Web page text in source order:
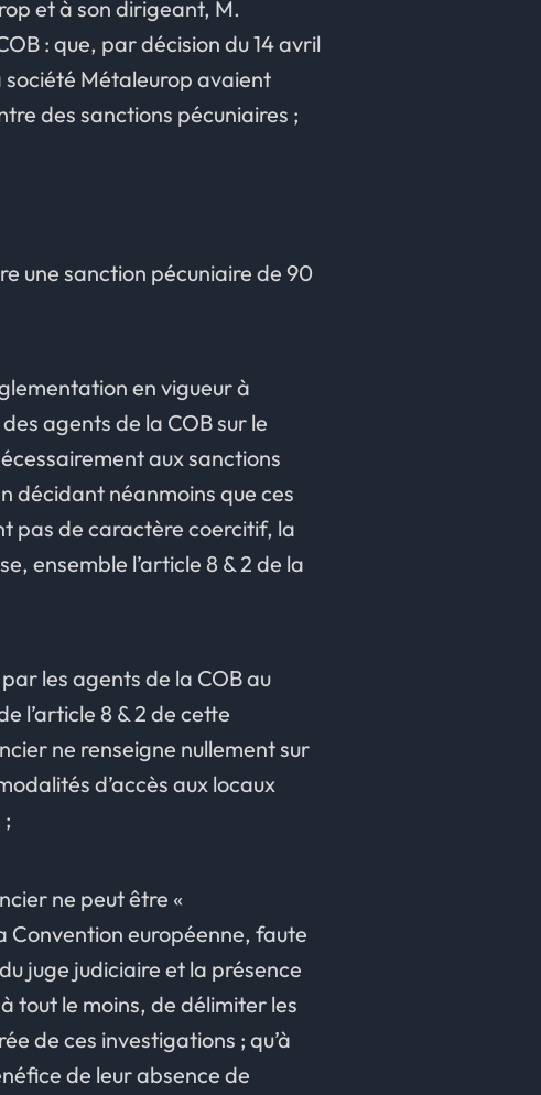
et à son dirigeant, M.
: que, par décision du 14 avril
société Métaleurop avaient
des sanctions pécuniaires ;
une sanction pécuniaire de 90
en vigueur à
agents de la COB sur le
aux sanctions
décidant néanmoins que ces
pas de caractère coercitif, la
ensemble l’article 8 & 2 de la
les agents de la COB au
l’article 8 & 2 de cette
ne renseigne nullement sur
d’accès aux locaux
ne peut être «
Convention européenne, faute
juge judiciaire et la présence
tout le moins, de délimiter les
de ces investigations ; qu’à
de leur absence de